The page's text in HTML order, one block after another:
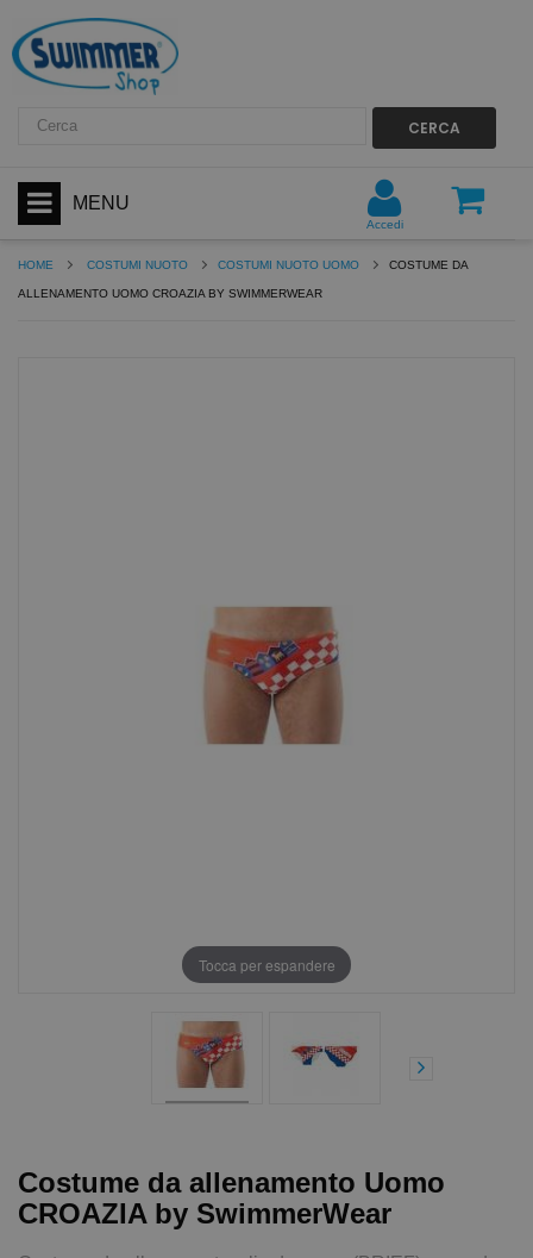
CERCA
MENU
Accedi
HOME COSTUMI NUOTO COSTUMI NUOTO UOMO COSTUME DA
ALLENAMENTO UOMO CROAZIA BY SWIMMERWEAR
Tocca per espandere
Costume da allenamento Uomo
CROAZIA by SwimmerWear